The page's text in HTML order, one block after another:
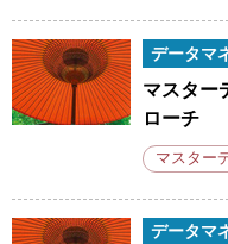
データマ
マスター
ローチ
マスター
データマ